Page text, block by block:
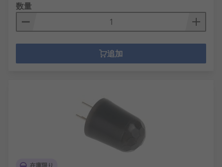
数量
追加
在庫限り